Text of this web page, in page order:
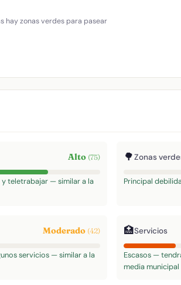
hay zonas verdes para pasear
Alto (75)
teletrabajar — similar a la
🌳Zonas
Principal
Moderado (42)
servicios — similar a la
🏥Servicios
Escasos —
media municipal